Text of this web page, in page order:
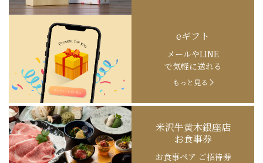
eギフト
メールやLINE
で気軽に送れる
もっと見る
米沢牛黄木銀座店
お食事券
お食事ペア ご招待券